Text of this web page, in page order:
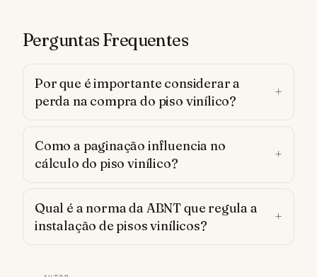
Perguntas Frequentes
Por que é importante considerar a
perda na compra do piso vinílico?
Como a paginação influencia no
cálculo do piso vinílico?
Qual é a norma da ABNT que regula a
instalação de pisos vinílicos?